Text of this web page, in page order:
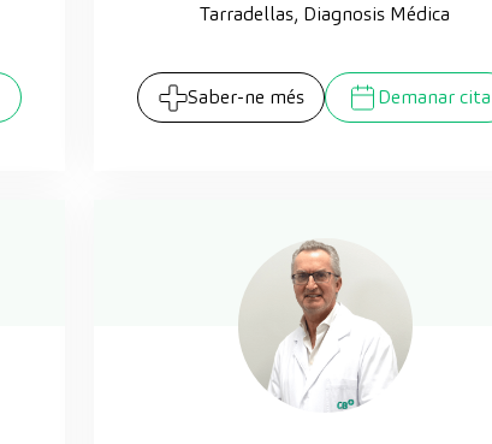
Tarradellas, Diagnosis Médica
Saber-ne més Demanar cita